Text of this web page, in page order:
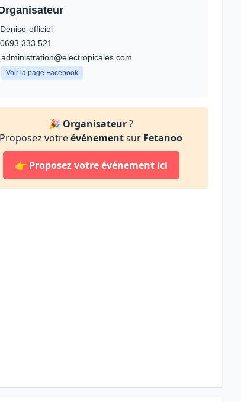
Denise-officiel
0693 333 521
administration@electropicales.com
Voir la page Facebook
🎉 Organisateur?
Proposez votreévénementsur Fetanoo
👉 Proposez votre événement ici